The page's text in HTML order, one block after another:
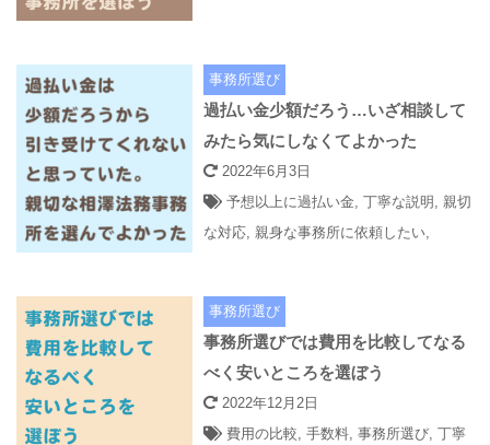
事務所選び
過払い金少額だろう…いざ相談して
みたら気にしなくてよかった
2022年6月3日
予想以上に過払い金 ,丁寧な説明
親切
な対応 親身な事務所に依頼したい
事務所選び
事務所選びでは費用を比較してなる
べく安いところを選ぼう
2022年12月2日
費用の比較 ,手数料 ,事務所選び ,丁寧